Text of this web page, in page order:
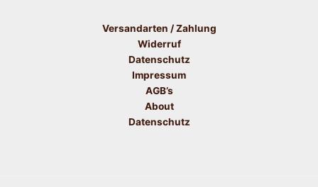
Versandarten / Zahlung
Widerruf
Datenschutz
Impressum
AGB’s
About
Datenschutz